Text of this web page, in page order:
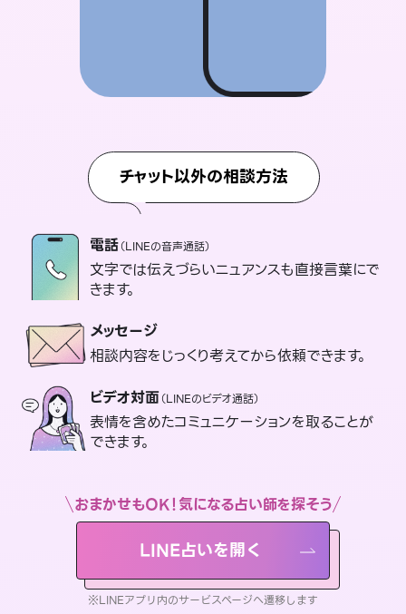
チャット以外の相談方法
電話（LINEの音声通話）
文字では伝えづらいニュアンスも直接言葉にで
きます。
メッセージ
相談内容をじっくり考えてから依頼できます。
ビデオ対面（LINEのビデオ通話）
表情を含めたコミュニケーションを取ることが
できます。
おまかせもOK！気になる占い師を探そう
LINE占いを開く
※LINEアプリ内のサービスページへ遷移します